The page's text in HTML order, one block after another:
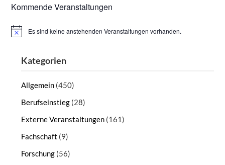
Kommende Veranstaltungen
HinweisEs sind keine anstehenden Veranstaltungen vorhanden.
Kategorien
Allgemein (450)
Berufseinstieg (28)
Externe Veranstaltungen (161)
Fachschaft (9)
Forschung (56)